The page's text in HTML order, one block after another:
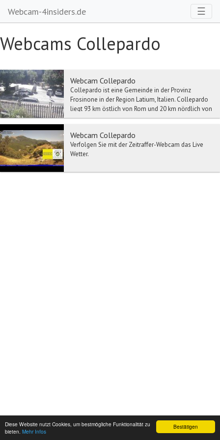
Bestätigen
Diese Website nutzt Cookies, um bestmögliche Funktionalität zu
bieten. Mehr Infos
Webcam-4insiders.de ☰
Webcams Collepardo
Webcam Collepardo
Collepardo ist eine Gemeinde in der Provinz
Frosinone in der Region Latium, Italien. Collepardo
liegt 93 km östlich von Rom und 20 km nördlich von
...
Webcam Collepardo
Verfolgen Sie mit der Zeitraffer-Webcam das Live
Wetter.